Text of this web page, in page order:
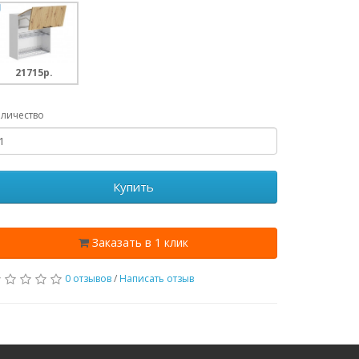
21715p.
Купить
Заказать в 1 клик
0 отзывов/ Написать отзыв